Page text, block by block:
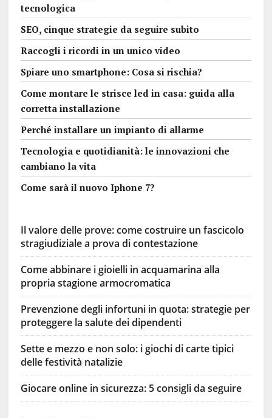
tecnologica
SEO, cinque strategie da seguire subito
Raccogli i ricordi in un unico video
Spiare uno smartphone: Cosa si rischia?
Come montare le strisce led in casa: guida alla
corretta installazione
Perché installare un impianto di allarme
Tecnologia e quotidianità: le innovazioni che
cambiano la vita
Come sarà il nuovo Iphone 7?
Il valore delle prove: come costruire un fascicolo
stragiudiziale a prova di contestazione
Come abbinare i gioielli in acquamarina alla
propria stagione armocromatica
Prevenzione degli infortuni in quota: strategie per
proteggere la salute dei dipendenti
Sette e mezzo e non solo: i giochi di carte tipici
delle festività natalizie
Giocare online in sicurezza: 5 consigli da seguire